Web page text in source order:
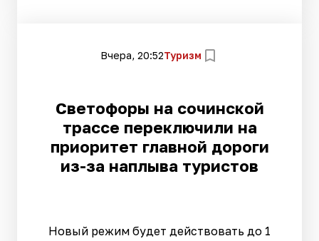
Вчера, 20:52Туризм
Светофоры на сочинской
трассе переключили на
приоритет главной дороги
из-за наплыва туристов
Новый режим будет действовать до 1